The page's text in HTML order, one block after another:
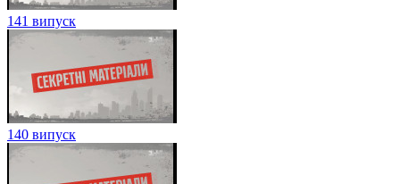
141 випуск
140 випуск